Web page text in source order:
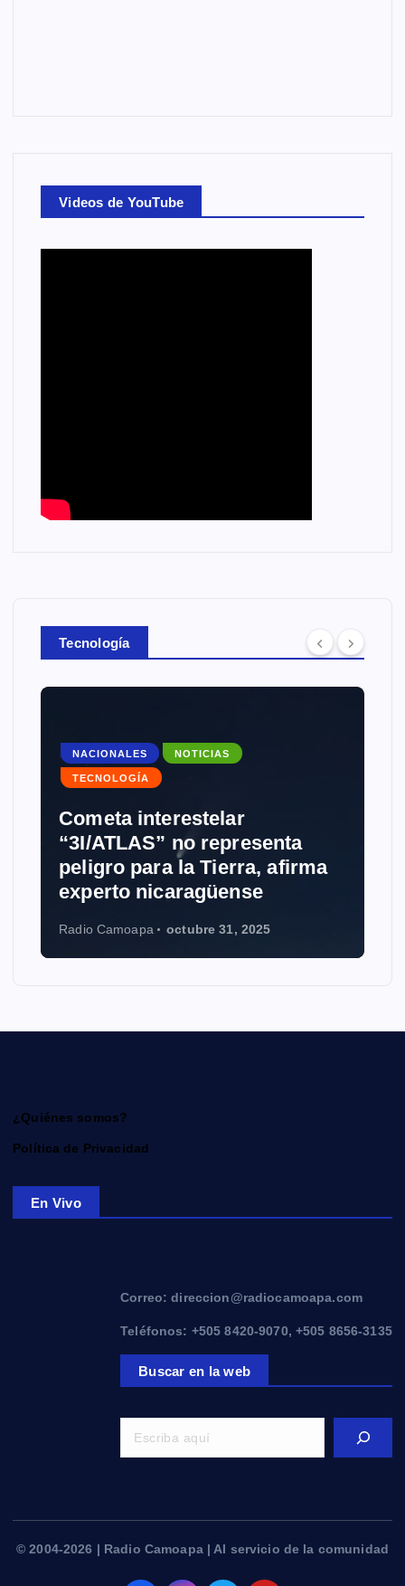
Videos de YouTube
Tecnología
NACIONALES NOTICIAS
TECNOLOGÍA
Cometa interestelar
“3I/ATLAS” no representa
peligro para la Tierra, afirma
experto nicaragüense
Radio Camoapa octubre 31, 2025
¿Quiénes somos?
Política de Privacidad
En Vivo
Correo: direccion@radiocamoapa.com
Teléfonos: +505 8420-9070, +505 8656-3135
Buscar en la web
© 2004-2026 | Radio Camoapa | Al servicio de la comunidad